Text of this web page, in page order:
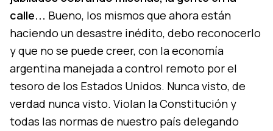
calle... Bueno, los mismos que ahora están
haciendo un desastre inédito, debo reconocerlo
y que no se puede creer, con la economía
argentina manejada a control remoto por el
tesoro de los Estados Unidos. Nunca visto, de
verdad nunca visto. Violan la Constitución y
todas las normas de nuestro país delegando